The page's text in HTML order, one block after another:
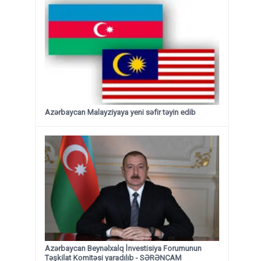
Azərbaycan Malayziyaya yeni səfir təyin edib
Azərbaycan Beynəlxalq İnvestisiya Forumunun
Təşkilat Komitəsi yaradılıb - SƏRƏNCAM